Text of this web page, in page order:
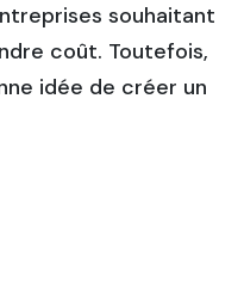
souhaitant
coût. Toutefois,
idée de créer un